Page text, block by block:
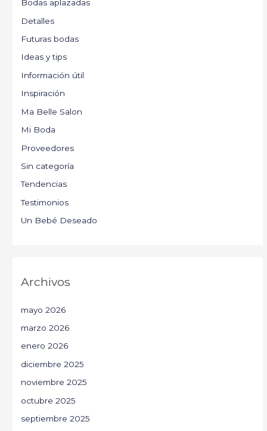
Bodas aplazadas
Detalles
Futuras bodas
Ideas y tips
Información útil
Inspiración
Ma Belle Salon
Mi Boda
Proveedores
Sin categoría
Tendencias
Testimonios
Un Bebé Deseado
Archivos
mayo 2026
marzo 2026
enero 2026
diciembre 2025
noviembre 2025
octubre 2025
septiembre 2025